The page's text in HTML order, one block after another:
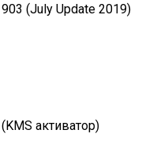
(July Update 2019)
активатор)